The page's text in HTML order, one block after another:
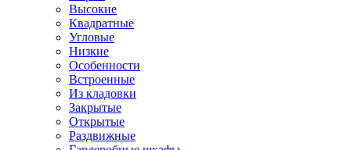
Высокие
Квадратные
Угловые
Низкие
Особенности
Встроенные
Из кладовки
Закрытые
Открытые
Раздвижные